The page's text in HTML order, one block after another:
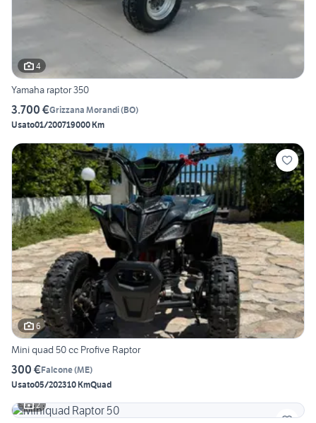
4
Yamaha raptor 350
3.700 €Grizzana Morandi(BO)
Usato01/200719000 Km
6
Mini quad 50 cc Profive Raptor
300 €Falcone(ME)
Usato05/202310 KmQuad
2